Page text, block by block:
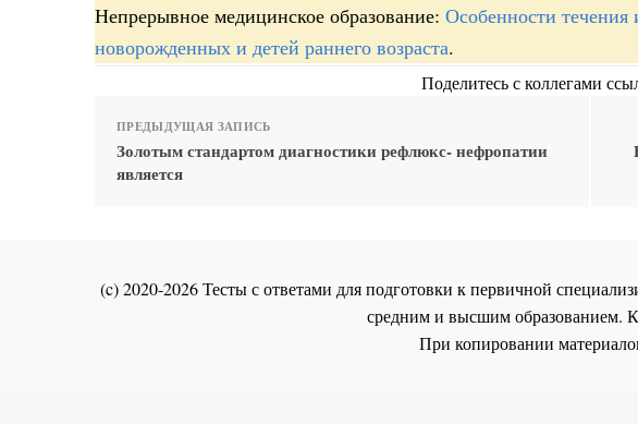
Непрерывное медицинское образование: Особенности
новорожденных и детей раннего возраста.
Поделитесь с коллегами
ПРЕДЫДУЩАЯ ЗАПИСЬ
Золотым стандартом диагностики рефлюкс- нефропатии
является
(c) 2020-2026 Тесты с ответами для подготовки к первичной
средним и высшим образованием.
При копировании